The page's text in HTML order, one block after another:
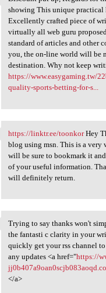
Discount put up,
showing This unique practical
Excellently crafted piece of
virtually all web guru
standard of articles and other
you, the on-line world will be
destination. Why not keep
https://www.easygaming.tw/
quality-sports-betting-for-s...
https://linktr.ee/
https://linktr.ee/toonkorHey
blog using msn. This is a very
will be sure to bookmark it
of your useful information.
will definitely return.
Trying to say thanks
Trying to say thanks won't
the fantasti c clarity in your
quickly get your rss channel
any updates <a href="https://
</a>